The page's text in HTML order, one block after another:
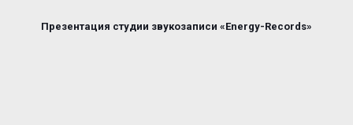
Презентация студии звукозаписи «Energy-Records»